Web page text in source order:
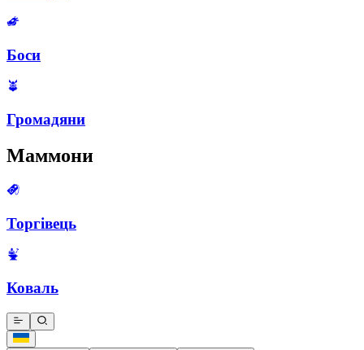
Боси
Громадяни
Маммони
Торгівець
Коваль